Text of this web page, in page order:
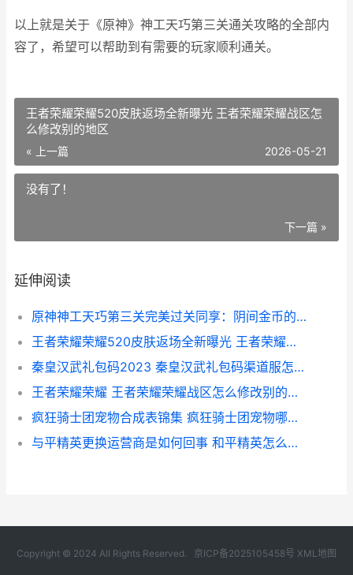
以上就是关于《原神》神工天巧第三关通关攻略的全部内
容了，希望可以帮助到有需要的玩家顺利通关。
王者荣耀荣耀520皮肤返场全新曝光 王者荣耀荣耀战区怎
么修改别的地区
« 上一篇 2026-05-21
没有了！
下一篇 »
延伸阅读
原神神工天巧第三关完美过关同享：阴间金币的位置 原神天工大剑怎么获得
王者荣耀荣耀520皮肤返场全新曝光 王者荣耀荣耀战区怎么修改别的地区
秦皇汉武礼包码2023 秦皇汉武礼包码渠道服怎么用不了
王者荣耀荣耀 王者荣耀荣耀战区怎么修改别的地区_2
疯狂骑士团宠物合成表锦集 疯狂骑士团宠物哪个好
与平精英更换运营商是如何回事 和平精英怎么换载具
Copyright © 2024 All Rights Reserved. 京ICP备2025105458号 XML地图